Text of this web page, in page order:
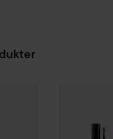
med en rekke